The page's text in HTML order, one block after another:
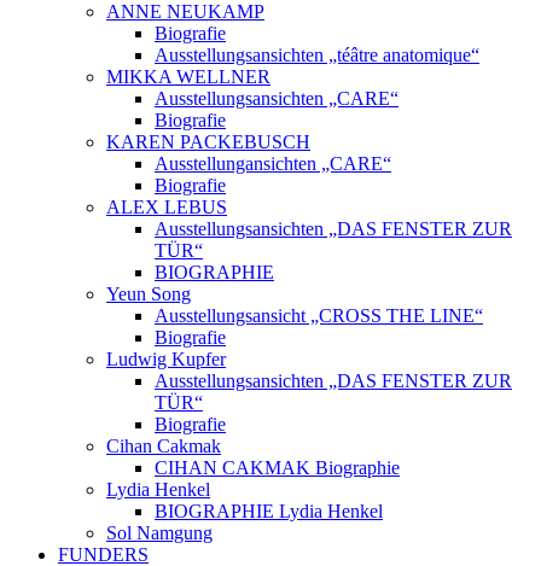
ANNE NEUKAMP
Biografie
Ausstellungsansichten „téâtre anatomique“
MIKKA WELLNER
Ausstellungsansichten „CARE“
Biografie
KAREN PACKEBUSCH
Ausstellungansichten „CARE“
Biografie
ALEX LEBUS
Ausstellungsansichten „DAS FENSTER ZUR
TÜR“
BIOGRAPHIE
Yeun Song
Ausstellungsansicht „CROSS THE LINE“
Biografie
Ludwig Kupfer
Ausstellungsansichten „DAS FENSTER ZUR
TÜR“
Biografie
Cihan Cakmak
CIHAN CAKMAK Biographie
Lydia Henkel
BIOGRAPHIE Lydia Henkel
Sol Namgung
FUNDERS